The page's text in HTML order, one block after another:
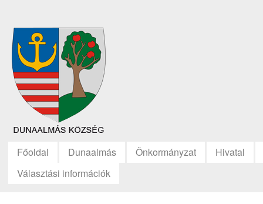
Főoldal Dunaalmás Önkormányzat
Hivatal
Választási információk